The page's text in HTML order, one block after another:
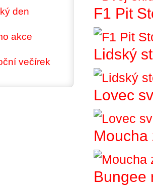
F1 Pit
Lidský
Lovec
Moucha
Bungee
den
akce
večírek